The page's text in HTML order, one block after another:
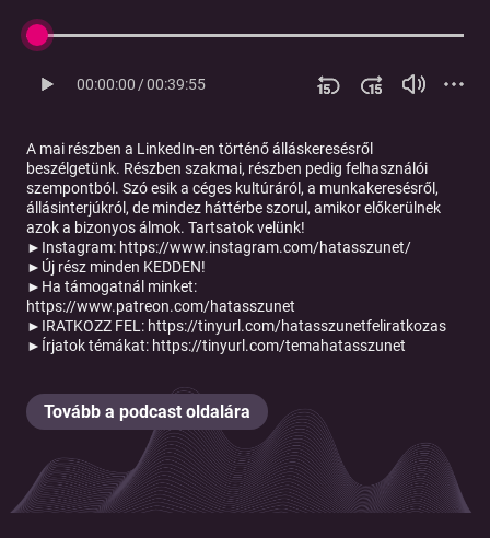
00:00:00/00:39:55
A mai részben a LinkedIn-en történő álláskeresésről
beszélgetünk. Részben szakmai, részben pedig felhasználói
szempontból. Szó esik a céges kultúráról, a munkakeresésről,
állásinterjúkról, de mindez háttérbe szorul, amikor előkerülnek
azok a bizonyos álmok. Tartsatok velünk!
►Instagram: https://www.instagram.com/hatasszunet/
►Új rész minden KEDDEN!
►Ha támogatnál minket:
https://www.patreon.com/hatasszunet
►IRATKOZZ FEL: https://tinyurl.com/hatasszunetfeliratkozas
►Írjatok témákat: https://tinyurl.com/temahatasszunet
Tovább a podcast oldalára